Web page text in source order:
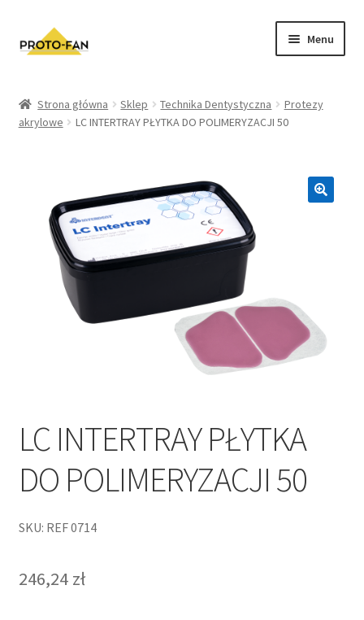
Menu
Kursy Stomatologiczne
Zwroty i Reklamacje
Regulamin sklepu
Strona główna Sklep Technika Dentystyczna
Protezy
akrylowe
LC INTERTRAY PŁYTKA DO POLIMERYZACJI 50
LC INTERTRAY PŁYTKA
DO POLIMERYZACJI 50
SKU: REF 0714
246,24 zł